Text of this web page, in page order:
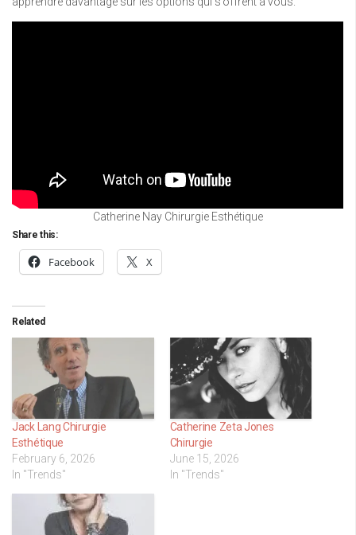
Catherine Nay Chirurgie Esthétique
Share this:
Facebook X
Related
Jack Lang Chirurgie
Esthétique
February 6, 2026
In "Trends"
Catherine Zeta Jones
Chirurgie
June 15, 2026
In "Trends"